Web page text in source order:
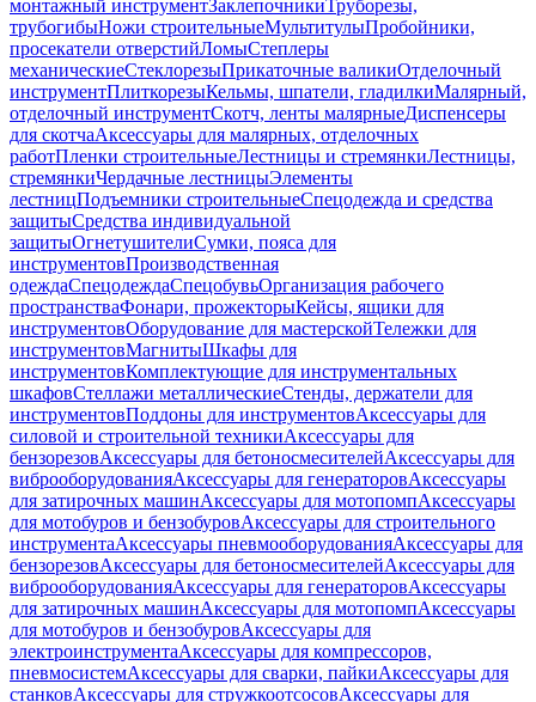
монтажный инструментЗаклепочникиТруборезы,
трубогибыНожи строительныеМультитулыПробойники,
просекатели отверстийЛомыСтеплеры
механическиеСтеклорезыПрикаточные валикиОтделочный
инструментПлиткорезыКельмы, шпатели, гладилкиМалярный,
отделочный инструментСкотч, ленты малярныеДиспенсеры
для скотчаАксессуары для малярных, отделочных
работПленки строительныеЛестницы и стремянкиЛестницы,
стремянкиЧердачные лестницыЭлементы
лестницПодъемники строительныеСпецодежда и средства
защитыСредства индивидуальной
защитыОгнетушителиСумки, пояса для
инструментовПроизводственная
одеждаСпецодеждаСпецобувьОрганизация рабочего
пространстваФонари, прожекторыКейсы, ящики для
инструментовОборудование для мастерскойТележки для
инструментовМагнитыШкафы для
инструментовКомплектующие для инструментальных
шкафовСтеллажи металлическиеСтенды, держатели для
инструментовПоддоны для инструментовАксессуары для
силовой и строительной техникиАксессуары для
бензорезовАксессуары для бетоносмесителейАксессуары для
виброоборудованияАксессуары для генераторовАксессуары
для затирочных машинАксессуары для мотопомпАксессуары
для мотобуров и бензобуровАксессуары для строительного
инструментаАксессуары пневмооборудованияАксессуары для
бензорезовАксессуары для бетоносмесителейАксессуары для
виброоборудованияАксессуары для генераторовАксессуары
для затирочных машинАксессуары для мотопомпАксессуары
для мотобуров и бензобуровАксессуары для
электроинструментаАксессуары для компрессоров,
пневмосистемАксессуары для сварки, пайкиАксессуары для
станковАксессуары для стружкоотсосовАксессуары для